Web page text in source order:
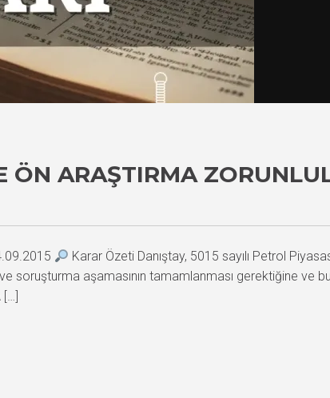
ÖN ARAŞTIRMA
Karar Özeti Danıştay, 5015 sayılı Petrol
soruşturma aşamasının tamamlanması gerektiğine ve
[…]